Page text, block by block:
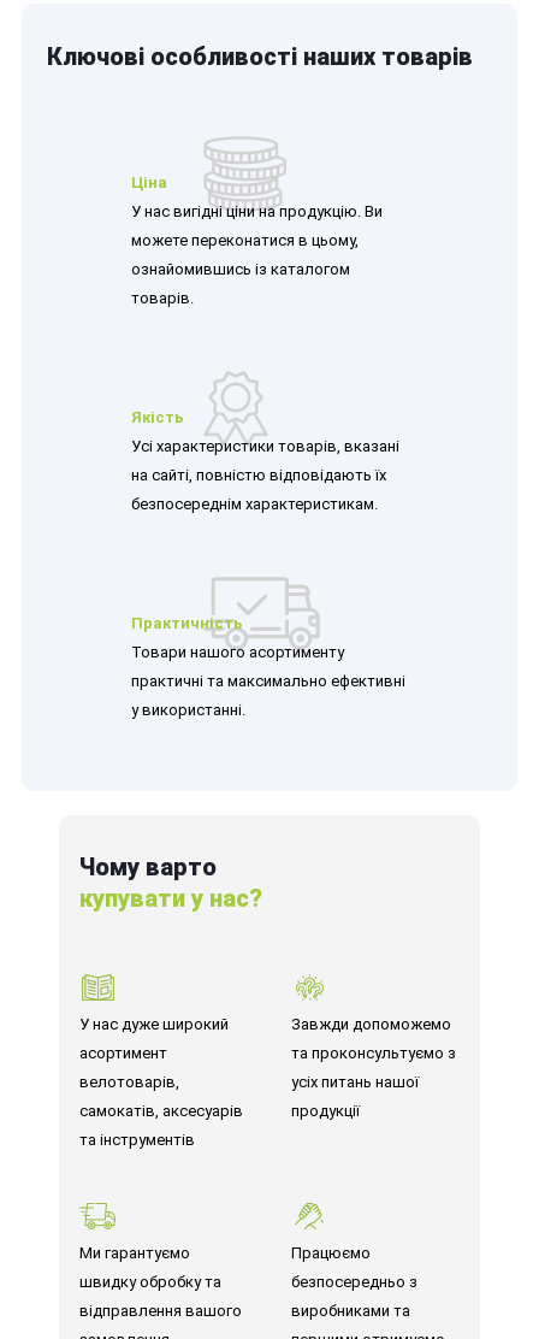
Ключові особливості наших товарів
Ціна
У нас вигідні ціни на продукцію. Ви
можете переконатися в цьому,
ознайомившись із каталогом
товарів.
Якість
Усі характеристики товарів, вказані
на сайті, повністю відповідають їх
безпосереднім характеристикам.
Практичність
Товари нашого асортименту
практичні та максимально ефективні
у використанні.
Чому варто
купувати у нас?
У нас дуже широкий
асортимент
велотоварів,
самокатів, аксесуарів
та інструментів
Завжди допоможемо
та проконсультуємо з
усіх питань нашої
продукції
Ми гарантуємо
швидку обробку та
відправлення вашого
Працюємо
безпосередньо з
виробниками та